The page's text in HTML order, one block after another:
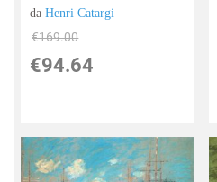
daHenri Catargi
€169.00
€94.64